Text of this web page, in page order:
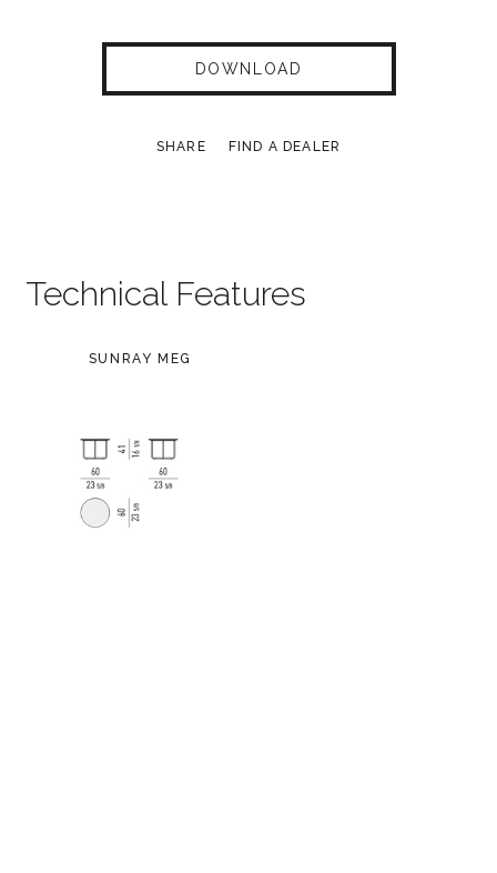
DOWNLOAD
SHARE FIND A DEALER
Technical Features
SUNRAY MEG